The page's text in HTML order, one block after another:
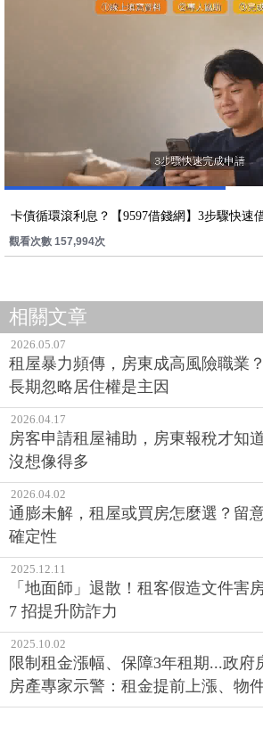
卡債循環滾利息？【9597借錢網】3步驟快速
觀看次數 157,994次
相關文章
2026.05.07
租屋暴力頻傳，房東成高風險職業
長期忽略居住權是主因
2026.04.17
房客申請租屋補助，房東報稅才知
沒想像得多
2026.04.02
通膨未解，租屋或買房怎麼選？留
確定性
2025.12.11
「地面師」退散！租客假造文件害
7 招提升防詐力
2025.10.02
限制租金漲幅、保障3年租期...政府
房產專家示警：租金提前上漲、物